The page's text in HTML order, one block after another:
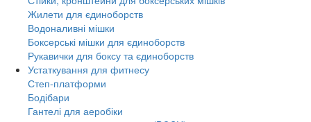
Жилети для єдиноборств
Водоналивні мішки
Боксерські мішки для єдиноборств
Рукавички для боксу та єдиноборств
Устаткування для фитнесу
Степ-платформи
Бодібари
Гантелі для аеробіки